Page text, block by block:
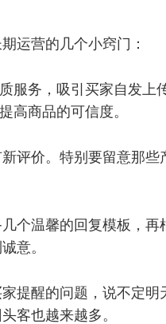
运营的几个小窍门：
服务，吸引买家自发上
高商品的可信度。
评价。特别要留意那些
个温馨的回复模板，再
意。
提醒的问题，说不定明
客也越来越多。